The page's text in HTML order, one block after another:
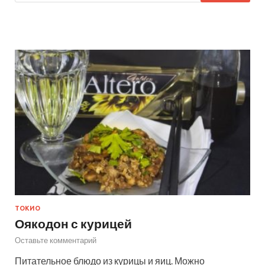
ТОКИО
Оякодон с курицей
Оставьте комментарий
Питательное блюдо из курицы и яиц. Можно